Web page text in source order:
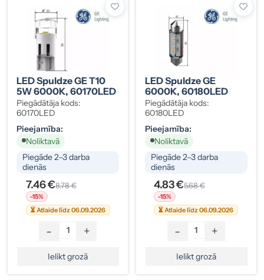
LED Spuldze GE T10
5W 6000K, 60170LED
Piegādātāja kods:
60170LED
Pieejamība:
Noliktavā
Piegāde 2–3 darba
dienās
7.46 €8.78 €
-15%
⏳ Atlaide līdz 06.09.2026
- +
Ielikt grozā
LED Spuldze GE
6000K, 60180LED
Piegādātāja kods:
60180LED
Pieejamība:
Noliktavā
Piegāde 2–3 darba
dienās
4.83 €5.68 €
-15%
⏳ Atlaide līdz 06.09.2026
- +
Ielikt grozā